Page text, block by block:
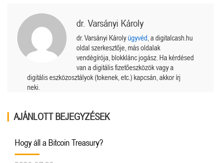
dr. Varsányi Károly
dr. Varsányi Károlyügyvéd , a digitalcash.hu
oldal szerkesztője, más oldalak
vendégírója, blokklánc jogász. Ha kérdésed
van a digitális fizetőeszközök vagy a
digitális eszközosztályok (tokenek, etc.) kapcsán, akkor írj
neki.
AJÁNLOTT BEJEGYZÉSEK
Hogy áll a Bitcoin Treasury?